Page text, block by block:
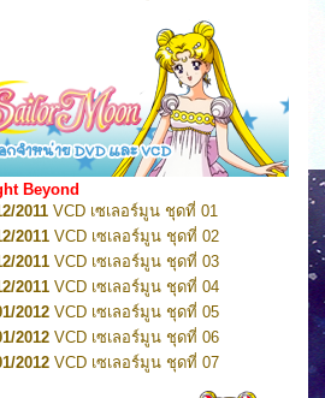
Pretty Guardian Sailor Moon Eternal
Pretty Guardian Sailor Moon Eternal
10
2026Code Name: Sailor V 1
2026Code Name: Sailor V 2
VCD เซเลอร์มูน คริสตัล VOL.9
VCD เซเลอร์มูน คริสตัล VOL.10
2016
VCD เซเลอร์มูน คริสตัล VOL.11
2016VCD เซเลอร์มูน คริสตัล VOL.12
2016VCD เซเลอร์มูน คริสตัล VOL.13
2016 DVD เซเลอร์มูน คริสตัล VOL.1
2016DVD เซเลอร์มูน คริสตัล VOL.2
2016 DVD เซเลอร์มูน คริสตัล VOL.3
2016 DVD เซเลอร์มูน คริสตัล VOL.4
2016 DVD เซเลอร์มูน คริสตัล VOL.5
2016 DVD เซเลอร์มูน คริสตัล VOL.6
2016DVD เซเลอร์มูน คริสตัล VOL.7
2016DVD เซเลอร์มูน คริสตัล VOL.8
2017 DVD เซเลอร์มูน คริสตัล Box-Set
Beyond
2011 VCD เซเลอร์มูน ชุดที่ 01
2011 VCD เซเลอร์มูน ชุดที่ 02
2011 VCD เซเลอร์มูน ชุดที่ 03
2011 VCD เซเลอร์มูน ชุดที่ 04
2012 VCD เซเลอร์มูน ชุดที่ 05
2012 VCD เซเลอร์มูน ชุดที่ 06
2012 VCD เซเลอร์มูน ชุดที่ 07
VCD เซเลอร์มูน ชุดที่ 08